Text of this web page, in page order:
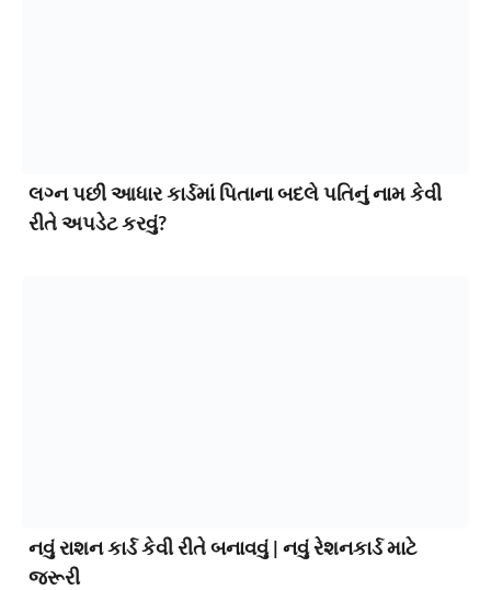
લગ્ન પછી આધાર કાર્ડમાં પિતાના બદલે પતિનું નામ કેવી
રીતે અપડેટ કરવું?
નવું રાશન કાર્ડ કેવી રીતે બનાવવું | નવું રેશનકાર્ડ માટે
જરૂરી